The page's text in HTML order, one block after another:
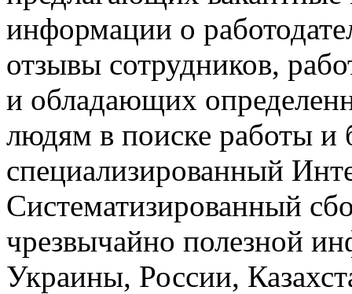
информации о
отзывы сотрудников,
и обладающих
людям в поиске работы и
специализированный
Систематизированный
чрезвычайно полезной
Украины, России,